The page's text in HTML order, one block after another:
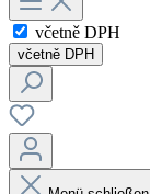
včetně DPH
včetně DPH